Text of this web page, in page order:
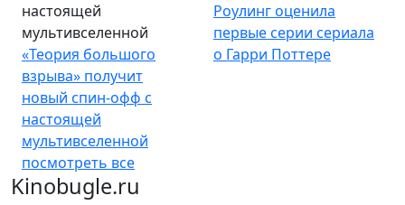
настоящей
мультивселенной
«Теория большого
взрыва» получит
новый спин-офф с
настоящей
мультивселенной
Роулинг оценила
первые серии сериала
о Гарри Поттере
посмотреть все
Kinobugle.ru